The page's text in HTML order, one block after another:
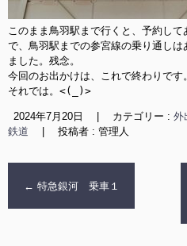
このまま鳥羽駅まで行くと、予約し
で、鳥羽駅までの参宮線の乗り通しは
ました。残念。
今回のお出かけは、これで終わりです。
それでは。<(_)>
2024年7月20日 カテゴリー : 外
鉄道
投稿者 : 管理人
← 特急銀河 乗車１